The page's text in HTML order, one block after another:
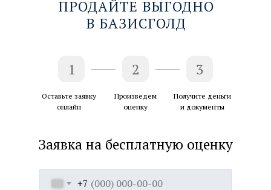
1 2 3
ПРОДАЙТЕ ВЫГОДНО
В БАЗИСГОЛД
Оставьте заявку
онлайн
Произведем
оценку
Получите деньги
и документы
Заявка на бесплатную оценку
+7
ПОКАЗАТЬ НА КАРТЕ →